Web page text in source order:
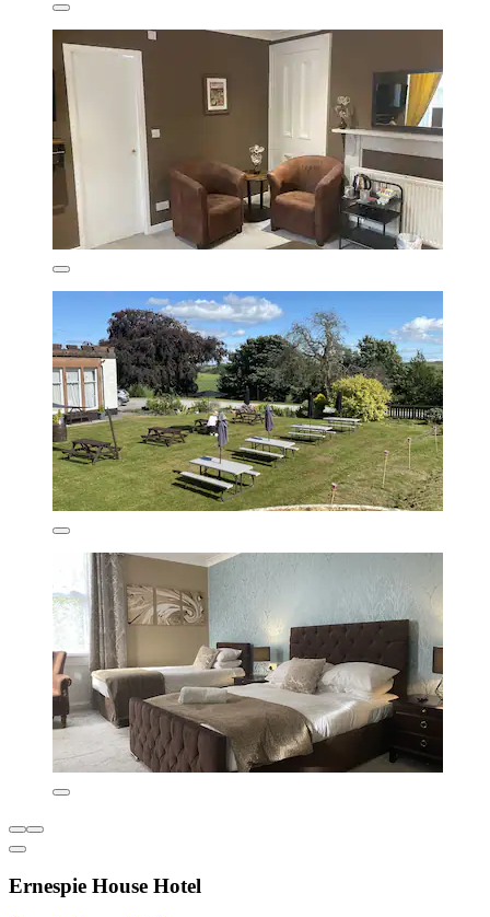
Ernespie House Hotel